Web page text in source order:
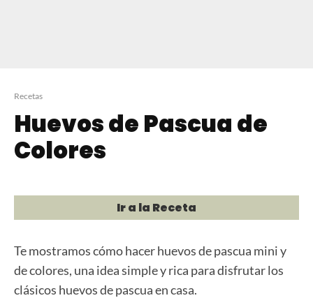
Recetas
Huevos de Pascua de
Colores
Ir a la Receta
Te mostramos cómo hacer huevos de pascua mini y
de colores, una idea simple y rica para disfrutar los
clásicos huevos de pascua en casa.